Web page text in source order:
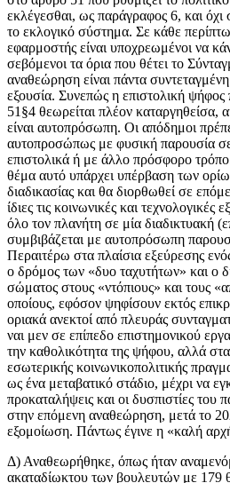
εκλέγεσθαι, ως παράγραφος 6, και όχι
το εκλογικό σύστημα. Σε κάθε
εφαρμοστής είναι υποχρεωμένοι να
σεβόμενοι τα όρια που θέτει το
αναθεώρηση είναι πάντα
εξουσία. Συνεπώς η επιστολική
51§4 θεωρείται πλέον καταργηθείσα,
είναι αυτοπρόσωπη. Οι απόδημοι
αυτοπροσώπως με φυσική παρουσία
επιστολικά ή με άλλο πρόσφορο
θέμα αυτό υπάρχει υπέρβαση των
διαδικασίας και θα διορθωθεί σε
ίδιες τις κοινωνικές και τεχνολογικές
όλο τον πλανήτη σε μία διαδικτυακή
συμβιβάζεται με αυτοπρόσωπη
Περαιτέρω στα πλαίσια εξεύρεσης
ο δρόμος των «δυο ταχυτήτων» και ο
σώματος στους «ντόπιους» και τους
οποίους, εφόσον ψηφίσουν εκτός
οριακά ανεκτοί από πλευράς
ναι μεν σε επίπεδο επιστημονικού
την καθολικότητα της ψήφου, αλλά
εσωτερικής κοινωνικοπολιτικής
ως ένα μεταβατικό στάδιο, μέχρι να
προκαταλήψεις και οι δυσπιστίες του
στην επόμενη αναθεώρηση, μετά το
εξομοίωση. Πάντως έγινε η «καλή
Δ) Αναθεωρήθηκε, όπως ήταν
ακαταδίωκτου των βουλευτών με 179